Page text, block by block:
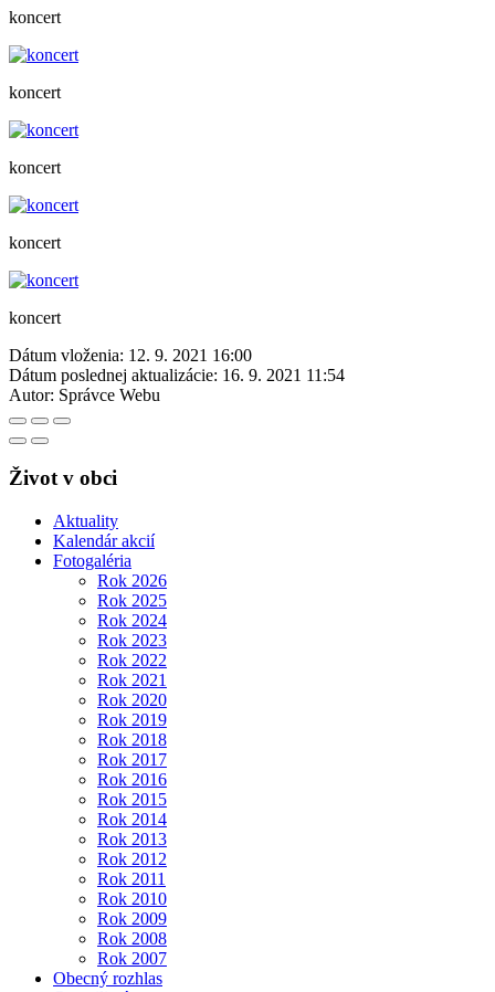
koncert
koncert
koncert
koncert
koncert
Dátum vloženia: 12. 9. 2021 16:00
Dátum poslednej aktualizácie: 16. 9. 2021 11:54
Autor: Správce Webu
Život v obci
Aktuality
Kalendár akcií
Fotogaléria
Rok 2026
Rok 2025
Rok 2024
Rok 2023
Rok 2022
Rok 2021
Rok 2020
Rok 2019
Rok 2018
Rok 2017
Rok 2016
Rok 2015
Rok 2014
Rok 2013
Rok 2012
Rok 2011
Rok 2010
Rok 2009
Rok 2008
Rok 2007
Obecný rozhlas